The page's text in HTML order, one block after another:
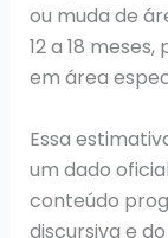
ou muda de
12 a 18
em área
Essa
um dado
conteúdo
discursiva e